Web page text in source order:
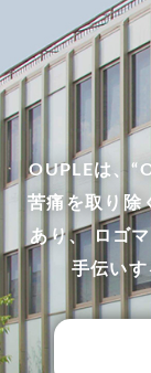
OUPLEは、
苦痛を取り除
あり、 ロゴ
手伝いす